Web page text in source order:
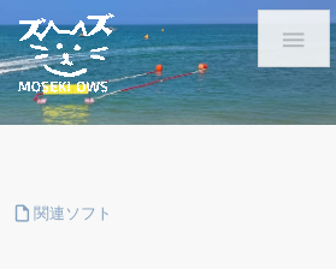

 関連ソフト